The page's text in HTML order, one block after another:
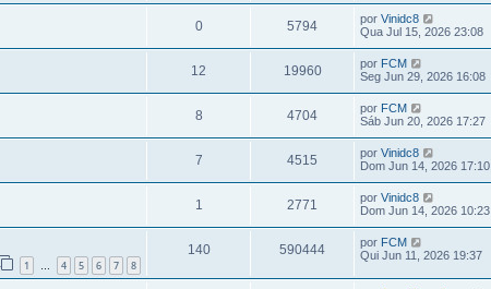
0 5794 por Vinidc8
Qua Jul 15, 2026 23:08
12 19960 por FCM
Seg Jun 29, 2026 16:08
8 4704 por FCM
Sáb Jun 20, 2026 17:27
7 4515 por Vinidc8
Dom Jun 14, 2026 17:10
1 2771 por Vinidc8
Dom Jun 14, 2026 10:23
1 … 4 5 6 7 8
140 590444 por FCM
Qui Jun 11, 2026 19:37